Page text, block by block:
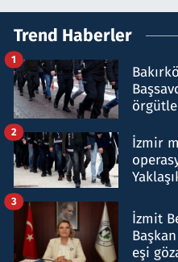
Trend Haberler
1
İzmir
2
İzmit
eşi
3